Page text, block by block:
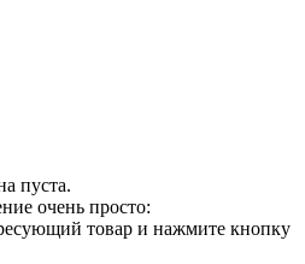
пуста.
очень просто:
товар и нажмите кнопку